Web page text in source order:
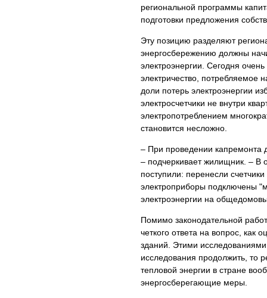
региональной программы
подготовки предложения
Эту позицию разделяют
энергосбережению должны
электроэнергии. Сегодня
электричество,
доли потерь электроэнергии
электросчетчики не внутри
электропотреблением
становится несложно.
– При проведении капремонта
– подчеркивает жилищник. – В
поступили: перенесли
электроприборы подключены
электроэнергии на
Помимо законодательной
четкого ответа на вопрос, как
зданий. Этими
исследования продолжить, то
тепловой энергии в стране
энергосберегающие меры.